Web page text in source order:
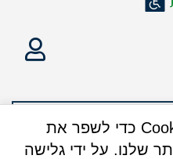
אנו משתמשים בקובצי Cookie כדי לשפר את
שלנו. על ידי גלישה